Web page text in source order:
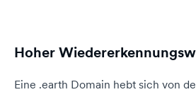
Hoher
Eine .earth Domain hebt sich von